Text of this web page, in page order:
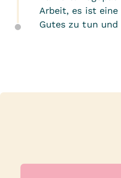
Arbeit, es ist
Gutes zu tun und